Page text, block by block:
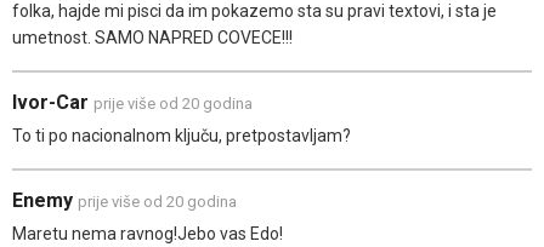
folka, hajde mi pisci da im pokazemo sta su pravi textovi, i sta je
umetnost. SAMO NAPRED COVECE!!!
Ivor-Car prije više od 20 godina
To ti po nacionalnom ključu, pretpostavljam?
Enemy prije više od 20 godina
Maretu nema ravnog!Jebo vas Edo!